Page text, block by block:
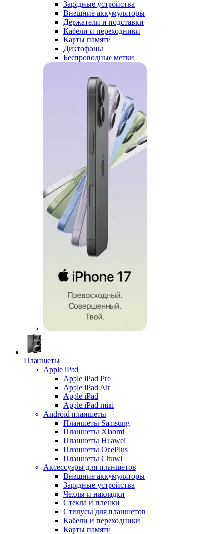
Зарядные устройства
Внешние аккумуляторы
Держатели и подставки
Кабели и переходники
Карты памяти
Диктофоны
Беспроводные метки
Планшеты
Apple iPad
Apple iPad Pro
Apple iPad Air
Apple iPad
Apple iPad mini
Android планшеты
Планшеты Samsung
Планшеты Xiaomi
Планшеты Huawei
Планшеты OnePlus
Планшеты Chuwi
Аксессуары для планшетов
Внешние аккумуляторы
Зарядные устройства
Чехлы и накладки
Стекла и пленки
Стилусы для планшетов
Кабели и переходники
Карты памяти